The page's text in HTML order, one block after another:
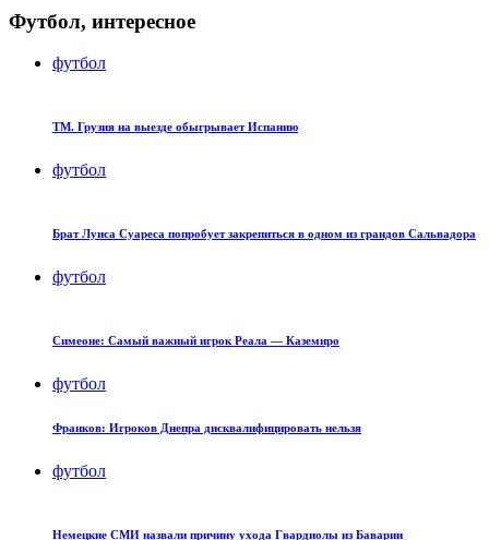
Футбол, интересное
футбол
ТМ. Грузия на выезде обыгрывает Испанию
футбол
Брат Луиса Суареса попробует закрепиться в одном из грандов Сальвадора
футбол
Симеоне: Самый важный игрок Реала — Каземиро
футбол
Франков: Игроков Днепра дисквалифицировать нельзя
футбол
Немецкие СМИ назвали причину ухода Гвардиолы из Баварии